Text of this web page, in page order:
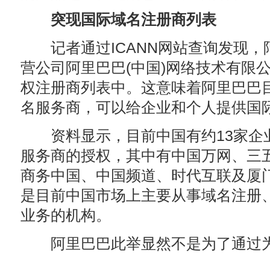
突现国际域名注册商列表
记者通过ICANN网站查询发现，
营公司阿里巴巴(中国)网络技术有限
权注册商列表中。这意味着阿里巴巴
名服务商，可以给企业和个人提供国
资料显示，目前中国有约13家企
服务商的授权，其中有中国万网、三
商务中国、中国频道、时代互联及厦
是目前中国市场上主要从事域名注册
业务的机构。
阿里巴巴此举显然不是为了通过